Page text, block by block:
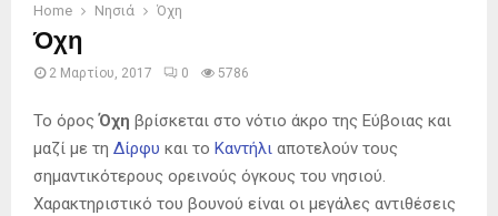
Home Νησιά Όχη
Όχη
2 Μαρτίου, 2017 0 5786
Το όρος Όχη βρίσκεται στο νότιο άκρο της Εύβοιας και
μαζί με τη Δίρφυ και το Καντήλι αποτελούν τους
σημαντικότερους ορεινούς όγκους του νησιού.
Χαρακτηριστικό του βουνού είναι οι μεγάλες αντιθέσεις